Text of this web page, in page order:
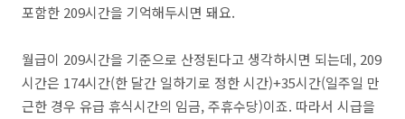
포함한 209시간을 기억해두시면 돼요.
월급이 209시간을 기준으로 산정된다고 생각하시면 되는데, 209
시간은 174시간(한 달간 일하기로 정한 시간)+35시간(일주일 만
근한 경우 유급 휴식시간의 임금, 주휴수당)이죠. 따라서 시급을